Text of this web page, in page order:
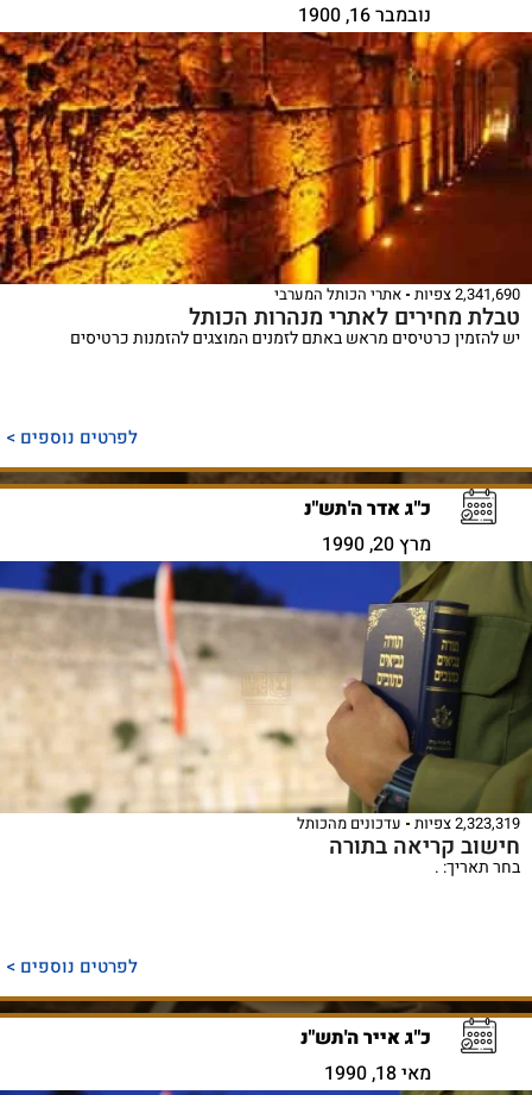
נובמבר 16, 1900
2,341,690 צפיות אתרי הכותל המערבי
טבלת מחירים לאתרי מנהרות הכותל
יש להזמין כרטיסים מראש באתם לזמנים המוצגים להזמנות כרטיסים
לפרטים נוספים >
כ"ג אדר ה'תש"נ
מרץ 20, 1990
2,323,319 צפיות עדכונים מהכותל
חישוב קריאה בתורה
בחר תאריך: .
לפרטים נוספים >
כ"ג אייר ה'תש"נ
מאי 18, 1990